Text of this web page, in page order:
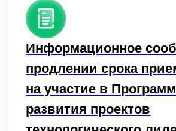
на участие в Программе
развития проектов
технологического лидерства «От
идеи к продукту»